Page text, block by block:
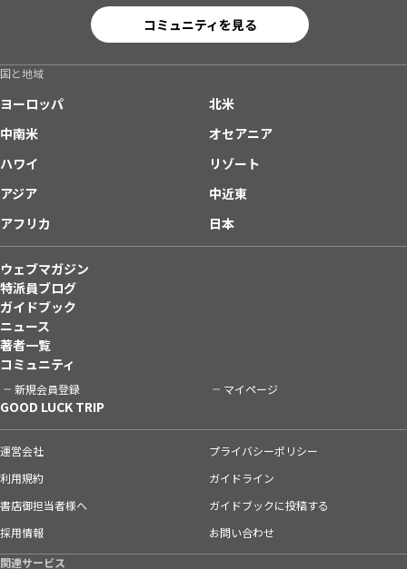
コミュニティを見る
国と地域
ヨーロッパ
北米
中南米
オセアニア
ハワイ
リゾート
アジア
中近東
アフリカ
日本
ウェブマガジン
特派員ブログ
ガイドブック
ニュース
著者一覧
コミュニティ
新規会員登録 マイページ
GOOD LUCK TRIP
運営会社
プライバシーポリシー
利用規約
ガイドライン
書店御担当者様へ
ガイドブックに投稿する
採用情報
お問い合わせ
関連サービス